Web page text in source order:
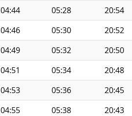
04:44 05:28 20:54
04:46 05:30 20:52
04:49 05:32 20:50
04:51 05:34 20:48
04:53 05:36 20:45
04:55 05:38 20:43